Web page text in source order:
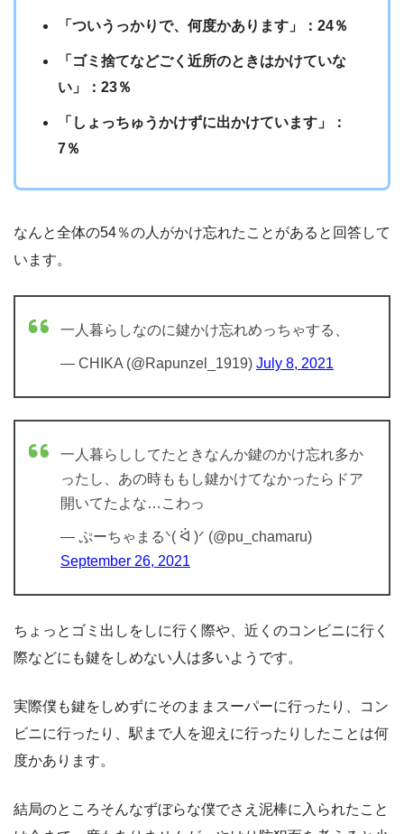
「ついうっかりで、何度かあります」：24％
「ゴミ捨てなどごく近所のときはかけていな
い」：23％
「しょっちゅうかけずに出かけています」：
7％
なんと全体の54％の人がかけ忘れたことがあると回答して
います。
一人暮らしなのに鍵かけ忘れめっちゃする、
— CHIKA (@Rapunzel_1919) July 8, 2021
一人暮らししてたときなんか鍵のかけ忘れ多か
ったし、あの時ももし鍵かけてなかったらドア
開いてたよな…こわっ
— ぷーちゃまるᐠ( ᐛ )ᐟ (@pu_chamaru)
September 26, 2021
ちょっとゴミ出しをしに行く際や、近くのコンビニに行く
際などにも鍵をしめない人は多いようです。
実際僕も鍵をしめずにそのままスーパーに行ったり、コン
ビニに行ったり、駅まで人を迎えに行ったりしたことは何
度かあります。
結局のところそんなずぼらな僕でさえ泥棒に入られたこと